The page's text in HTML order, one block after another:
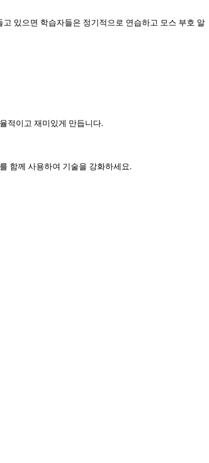
있으면 학습자들은 정기적으로 연습하고 모스 부호 알
적이고 재미있게 만듭니다.
함께 사용하여 기술을 강화하세요.